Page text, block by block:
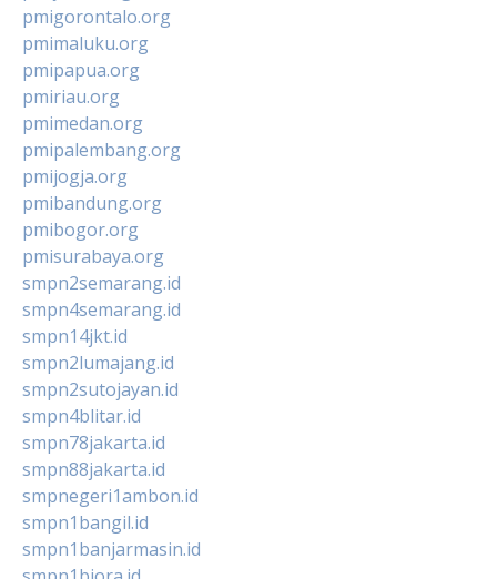
pmigorontalo.org
pmimaluku.org
pmipapua.org
pmiriau.org
pmimedan.org
pmipalembang.org
pmijogja.org
pmibandung.org
pmibogor.org
pmisurabaya.org
smpn2semarang.id
smpn4semarang.id
smpn14jkt.id
smpn2lumajang.id
smpn2sutojayan.id
smpn4blitar.id
smpn78jakarta.id
smpn88jakarta.id
smpnegeri1ambon.id
smpn1bangil.id
smpn1banjarmasin.id